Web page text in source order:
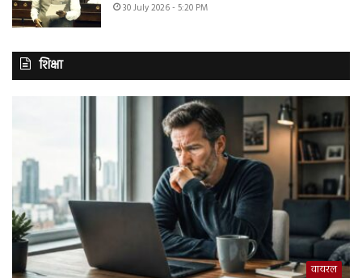
30 July 2026 - 5:20 PM
शिक्षा
वायरल